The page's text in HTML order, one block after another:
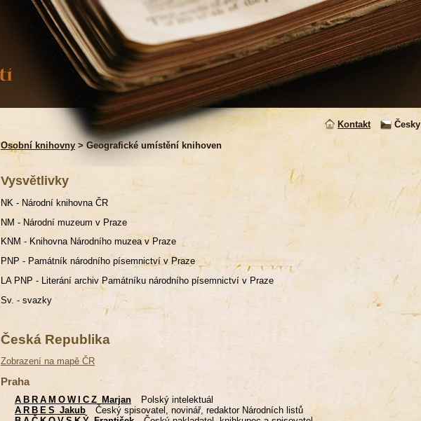
Kontakt Česky
Osobní knihovny > Geografické umístění knihoven
Vysvětlivky
NK - Národní knihovna ČR
NM - Národní muzeum v Praze
KNM - Knihovna Národního muzea v Praze
PNP - Památník národního písemnictví v Praze
LA PNP - Literání archiv Památníku národního písemnictví v Praze
Sv. - svazky
Česká Republika
Zobrazení na mapě ČR
Praha
ABRAMOWICZ Marjan
Polský intelektuál
ARBES Jakub
Český spisovatel, novinář, redaktor Národních listů